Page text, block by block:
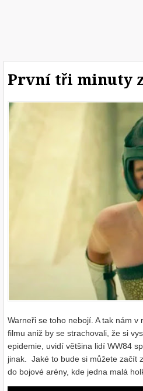
První tři minuty z
Warneři se toho nebojí. A tak nám
filmu aniž by se strachovali, že si
epidemie, uvidí většina lidí WW84
jinak. Jaké to bude si můžete začít
do bojové arény, kde jedna malá